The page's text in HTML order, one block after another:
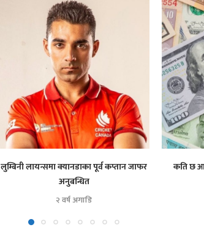
लुम्बिनी लायन्समा क्यानडाका पूर्व कप्तान जाफर
अनुबन्धित
२ वर्ष अगाडि
कति छ